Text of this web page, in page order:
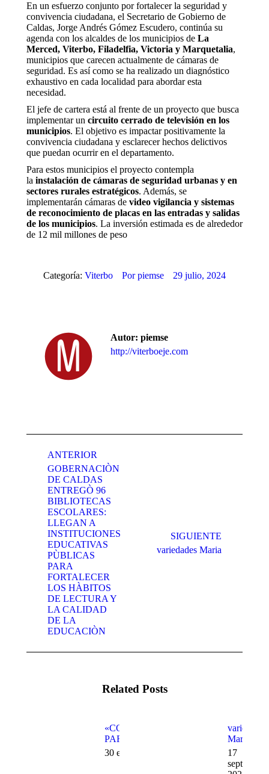
En un esfuerzo conjunto por fortalecer la seguridad y
convivencia ciudadana, el Secretario de Gobierno de
Caldas, Jorge Andrés Gómez Escudero, continúa su
agenda con los alcaldes de los municipios de La
Merced, Viterbo, Filadelfia, Victoria y Marquetalia,
municipios que carecen actualmente de cámaras de
seguridad. Es así como se ha realizado un diagnóstico
exhaustivo en cada localidad para abordar esta
necesidad.
El jefe de cartera está al frente de un proyecto que busca
implementar un circuito cerrado de televisión en los
municipios. El objetivo es impactar positivamente la
convivencia ciudadana y esclarecer hechos delictivos
que puedan ocurrir en el departamento.
Para estos municipios el proyecto contempla
la instalación de cámaras de seguridad urbanas y en
sectores rurales estratégicos. Además, se
implementarán cámaras de video vigilancia y sistemas
de reconocimiento de placas en las entradas y salidas
de los municipios. La inversión estimada es de alrededor
de 12 mil millones de peso
Categoría: Viterbo Porpiemse 29 julio, 2024
Autor: piemse
http://viterboeje.com
entre
publicaciones
ANTERIOR
Publicación
anterior:
GOBERNACIÒN
DE CALDAS
ENTREGÒ 96
BIBLIOTECAS
ESCOLARES:
LLEGAN A
INSTITUCIONES
EDUCATIVAS
PÙBLICAS
PARA
FORTALECER
LOS HÀBITOS
DE LECTURA Y
LA CALIDAD
DE LA
EDUCACIÒN
SIGUIENTE
Publicación
variedades Maria
Related Posts
«COMPUTADORES
PARA EDUCAR»
30 enero, 2025
variedades
Maria
17